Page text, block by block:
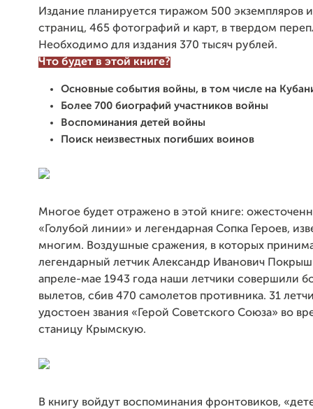
Издание планируется тиражом 500 экземпляров
страниц, 465 фотографий и карт, в твердом
Необходимо для издания 370 тысяч рублей.
Что будет в этой книге?
Основные события войны, в том числе на
Более 700 биографий участников войны
Воспоминания детей войны
Поиск неизвестных погибших воинов
Многое будет отражено в этой книге:
«Голубой линии» и легендарная Сопка Героев,
многим. Воздушные сражения, в которых
легендарный летчик Александр Иванович
апреле-мае 1943 года наши летчики совершили
вылетов, сбив 470 самолетов противника. 31
удостоен звания «Герой Советского Союза» во
станицу Крымскую.
В книгу войдут воспоминания фронтовиков,